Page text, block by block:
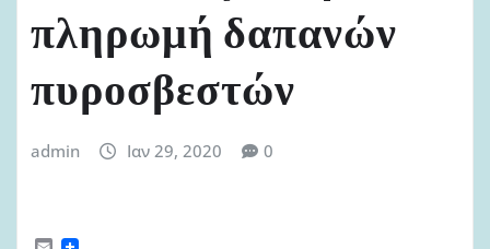
πληρωμή δαπανών
πυροσβεστών
admin Ιαν 29, 2020 0